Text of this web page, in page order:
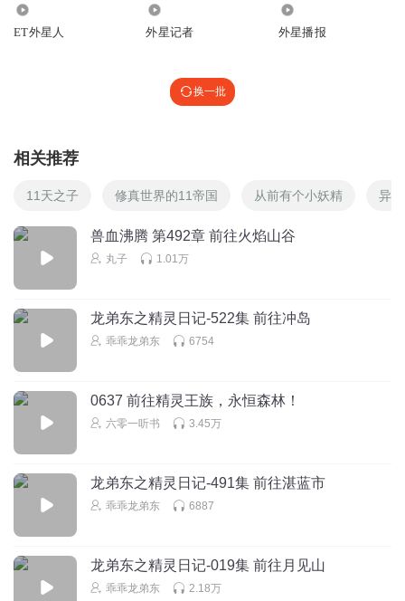
ET外星人 外星记者 外星播报
换一批
相关推荐
11天之子 修真世界的11帝国 从前有个小妖精 异
兽血沸腾 第492章 前往火焰山谷
丸子 1.01万
龙弟东之精灵日记-522集 前往冲岛
乖乖龙弟东 6754
0637 前往精灵王族，永恒森林！
六零一听书 3.45万
龙弟东之精灵日记-491集 前往湛蓝市
乖乖龙弟东 6887
龙弟东之精灵日记-019集 前往月见山
乖乖龙弟东 2.18万